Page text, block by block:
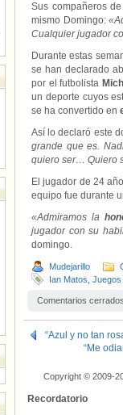
Sus compañeros
mismo Domingo:
Cualquier jugador
Durante estas
se han declarado
por el futbolista
un deporte cuyos
se ha convertido en
Así lo declaró este
grande que es.
quiero ser… Quiero
El jugador de 24
equipo fue durante
«Admiramos la
jugador con su
domingo.
Mudejarillo
Ian Matos Juegos
Comentarios cerrados.
“Azul y no tan
“Me
Copyright © 2009-
Recordatorio